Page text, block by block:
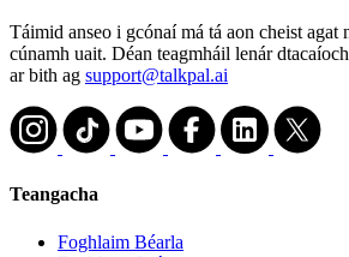
Táimid anseo i gcónaí má tá aon cheist agat
cúnamh uait. Déan teagmháil lenár
ar bith ag support@talkpal.ai
Teangacha
Foghlaim Béarla